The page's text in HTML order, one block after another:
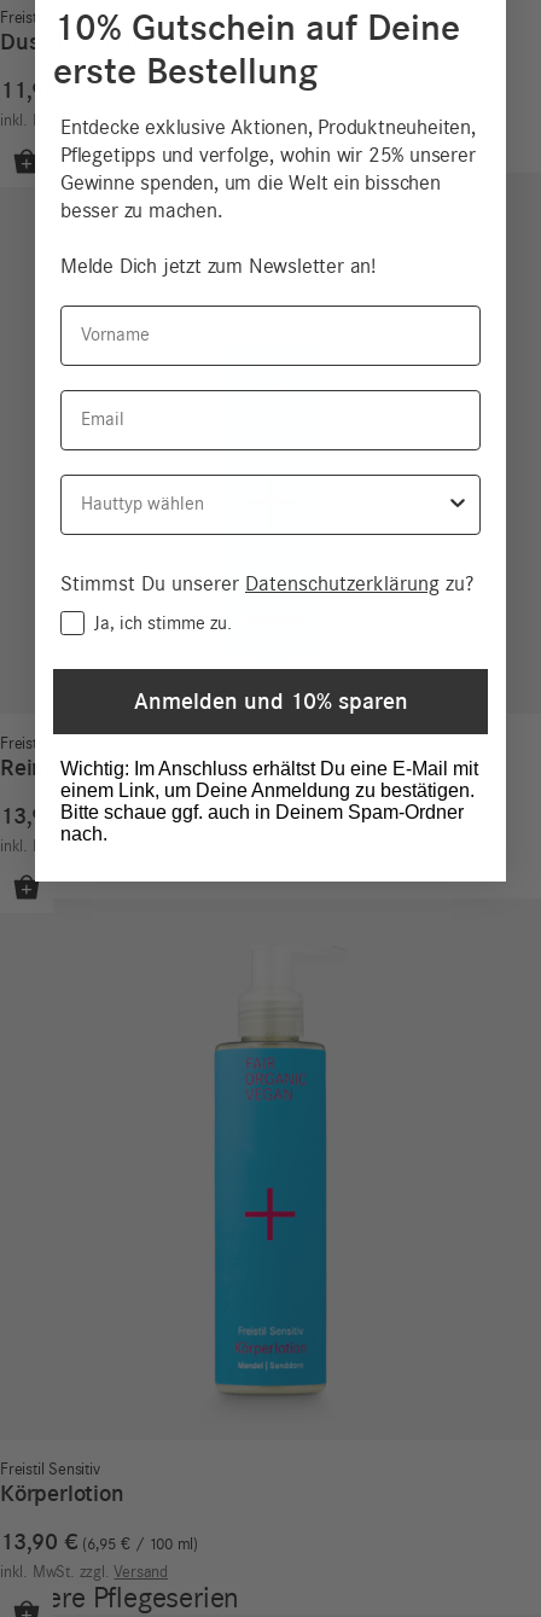
Freistil Sensitiv
Duschgel und Shampoo
11,90€
inkl. MwSt. zzgl.Versand
Freistil Sensitiv
Reinigungsmilch
13,90€ 9,27€/100 ml
inkl. MwSt.
Freistil Sensitiv
Körperlotion
13,90 € 6,95€ / 100 ml
inkl. MwSt. zzgl. Versand
Unsere Pflegeserien
10% Gutschein auf Deine
erste Bestellung
Entdecke exklusive Aktionen, Produktneuheiten,
Pflegetipps und verfolge, wohin wir 25% unserer
Gewinne spenden, um die Welt ein bisschen
besser zu machen.
Melde Dich jetzt zum Newsletter an!
Vorname
Email
Hauttyp
Stimmst Du unserer Datenschutzerklärung zu?
ConsentJa, ich stimme zu.
Anmelden und 10% sparen
Wichtig: Im Anschluss erhältst Du eine E-Mail mit
einem Link, um Deine Anmeldung zu bestätigen.
Bitte schaue ggf. auch in Deinem Spam-Ordner
nach.